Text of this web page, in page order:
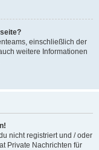
einschließlich der
weitere Informationen
nicht registriert und / oder
Private Nachrichten für